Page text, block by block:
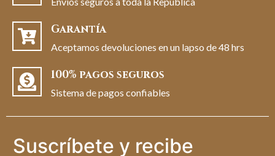
Garantía
Aceptamos devoluciones en un lapso de 48 hrs
100% pagos seguros
Sistema de pagos confiables
Suscríbete y recibe